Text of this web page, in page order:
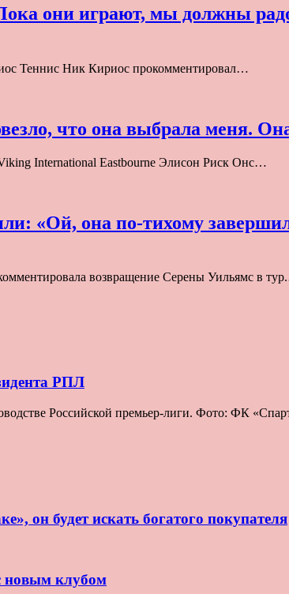
они играют, мы должны
Теннис Ник Кириос прокомментировал…
что она выбрала меня.
International Eastbourne Элисон Риск Онс…
«Ой, она по-тихому
возвращение Серены Уильямс в
РПЛ
Российской премьер-лиги. Фото: ФК
он будет искать богатого покупателя
новым клубом